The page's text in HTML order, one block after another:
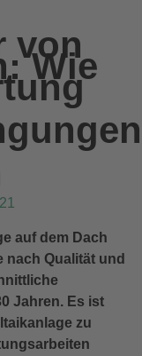
von
Wie
auf dem Dach
nach Qualität und
Jahren. Es ist
zu